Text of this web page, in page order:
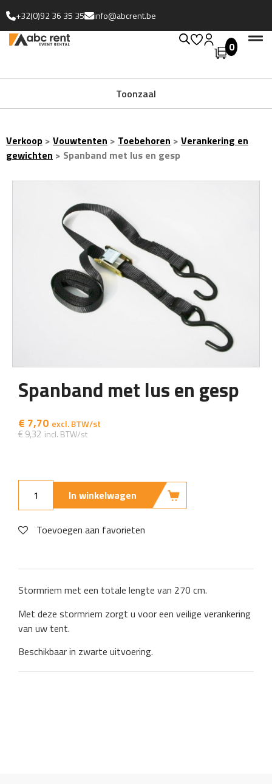
+32(0)92 36 35 35 info@abcrent.be
0
Toonzaal
Verkoop > Vouwtenten > Toebehoren > Verankering en
gewichten > Spanband met lus en gesp
Spanband met lus en gesp
€ 7,70
€ 9,32
In winkelwagen
Toevoegen aan favorieten
Stormriem met een totale lengte van 270 cm.
Met deze stormriem zorgt u voor een veilige verankering
van uw tent.
Beschikbaar in zwarte uitvoering.